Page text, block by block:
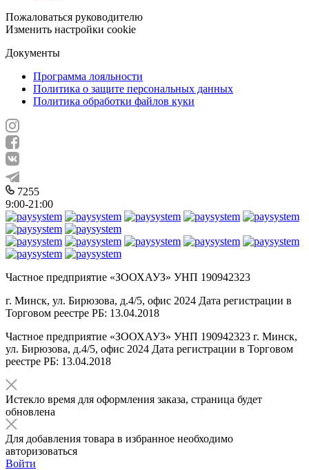
Пожаловаться руководителю
Изменить настройки cookie
Документы
Программа лояльности
Политика о защите персональных данных
Политика обработки файлов куки
7255
9:00-21:00
Частное предприятие «ЗООХАУЗ» УНП 190942323
г. Минск, ул. Бирюзова, д.4/5, офис 2024 Дата регистрации в
Торговом реестре РБ: 13.04.2018
Частное предприятие «ЗООХАУЗ» УНП 190942323 г. Минск,
ул. Бирюзова, д.4/5, офис 2024 Дата регистрации в Торговом
реестре РБ: 13.04.2018
Истекло время для оформления заказа, страница будет
обновлена
Для добавления товара в избранное необходимо
авторизоваться
Войти